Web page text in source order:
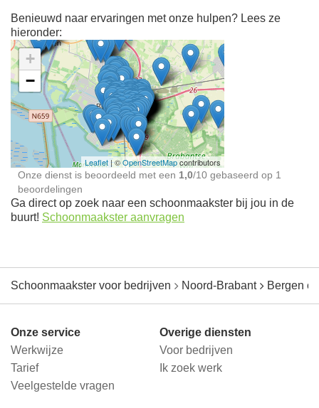
Benieuwd naar ervaringen met onze hulpen? Lees ze
hieronder:
Ontdek meer ervaringen
Schoonmaakster bij
jou in de buurt
+
−
Leaflet| ©OpenStreetMapcontributors
Onze dienst is beoordeeld met een 1,0/10 gebaseerd op 1
beoordelingen
Ga direct op zoek naar een schoonmaakster bij jou in de
buurt! Schoonmaakster aanvragen
Schoonmaakster voor bedrijven Noord-Brabant Bergen
Onze service
Werkwijze
Tarief
Veelgestelde vragen
Overige diensten
Voor bedrijven
Ik zoek werk